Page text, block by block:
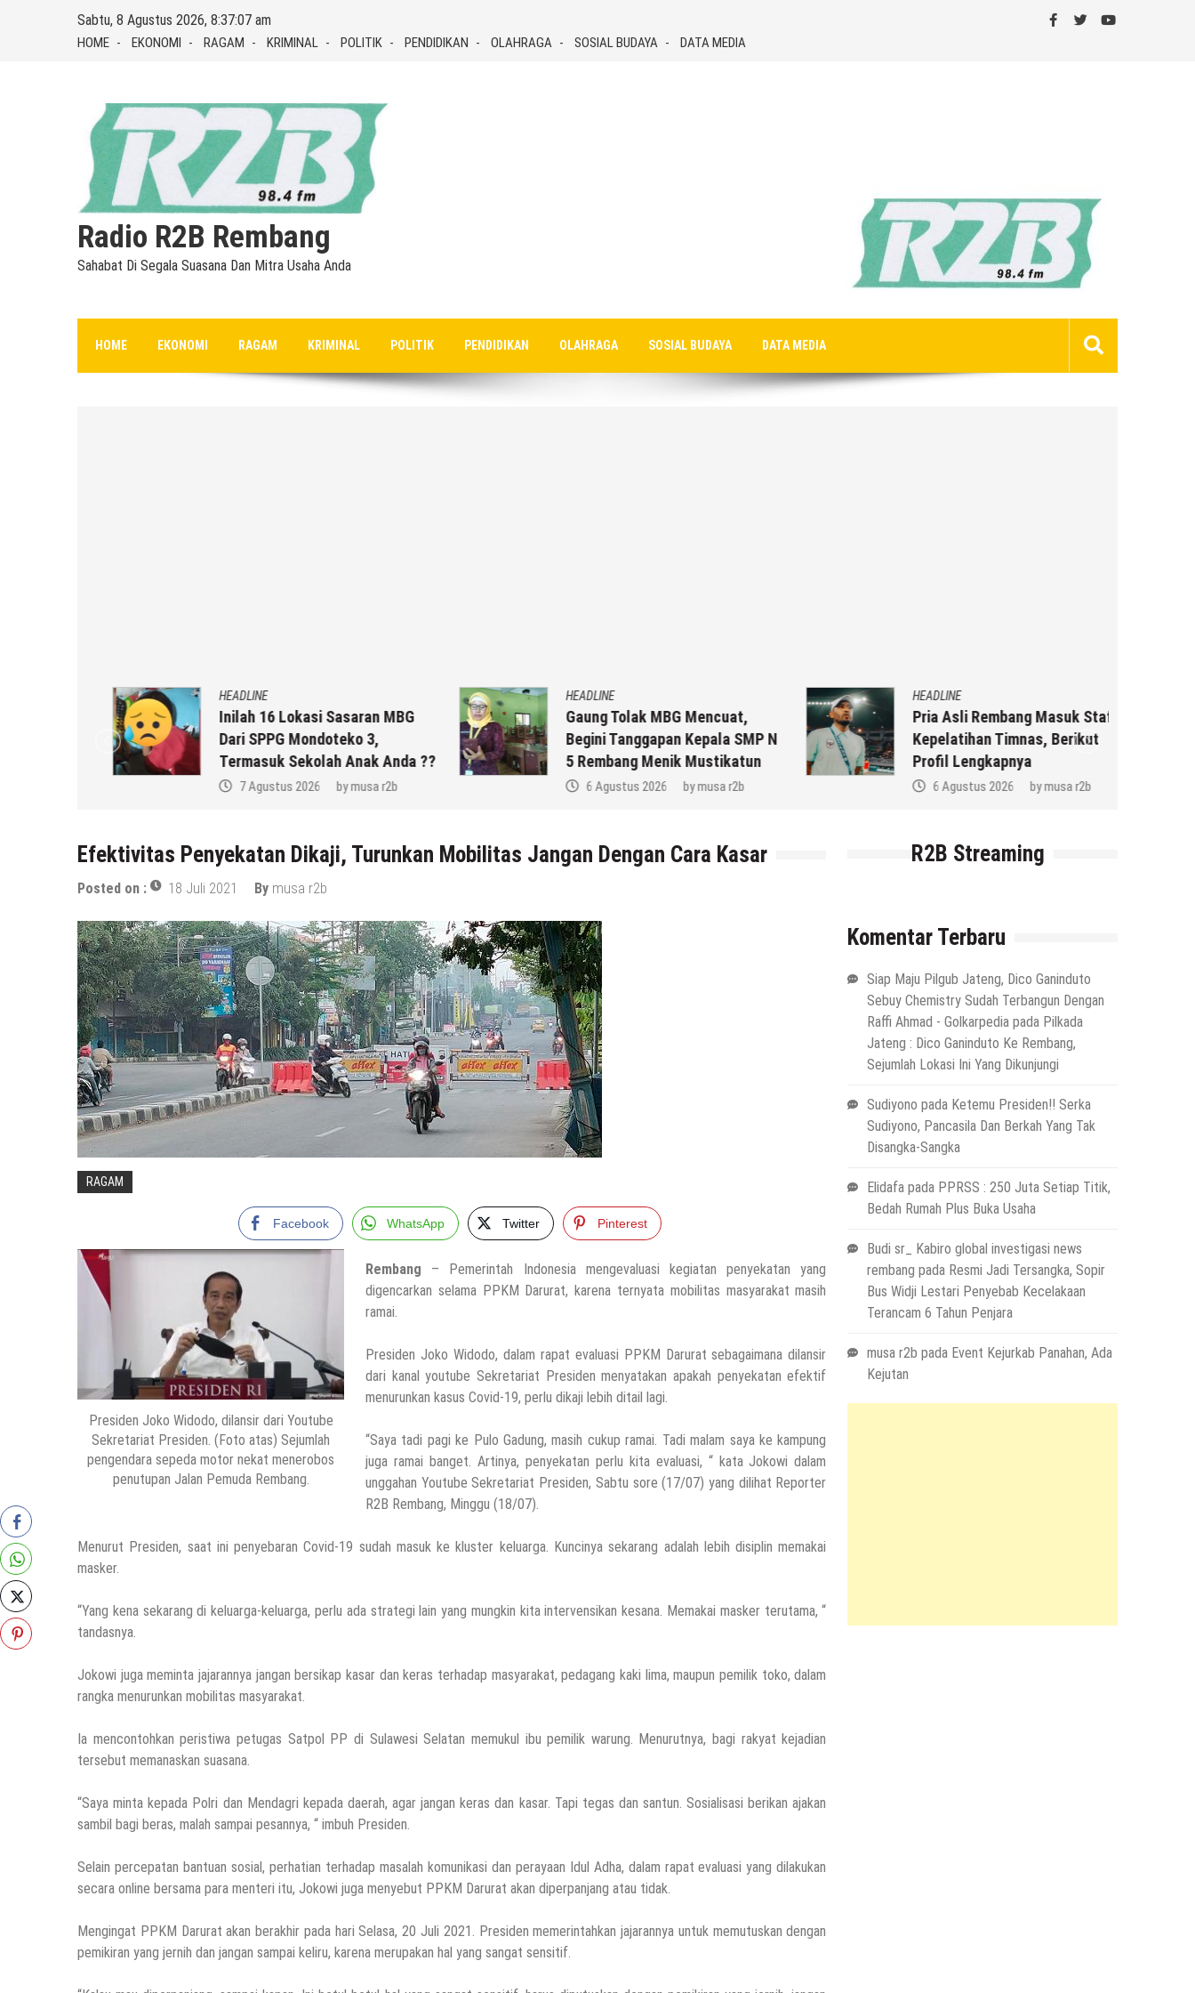
Sabtu, 8 Agustus 2026, 8:37:08 am
HOME EKONOMI RAGAM KRIMINAL POLITIK PENDIDIKAN OLAHRAGA SOSIAL BUDAYA DATA MEDIA
Radio R2B Rembang
Sahabat Di Segala Suasana Dan Mitra Usaha Anda
HOME EKONOMI RAGAM KRIMINAL POLITIK PENDIDIKAN OLAHRAGA SOSIAL BUDAYA DATA MEDIA
HEADLINE
Inilah 16 Lokasi Sasaran MBG
Dari SPPG Mondoteko 3,
Termasuk Sekolah Anak Anda ??
7 Agustus 2026 by musa r2b
HEADLINE
Gaung Tolak MBG Mencuat,
Begini Tanggapan Kepala SMP N
5 Rembang Menik Mustikatun
6 Agustus 2026 by musa r2b
HEADLINE
Pria Asli Rembang Masuk Staf
Kepelatihan Timnas, Berikut
Profil Lengkapnya
6 Agustus 2026 by musa r2b
Efektivitas Penyekatan Dikaji, Turunkan Mobilitas Jangan Dengan Cara Kasar
Posted on : 18 Juli 2021 By musa r2b
RAGAM
Facebook WhatsApp Twitter Pinterest
Presiden Joko Widodo, dilansir dari Youtube
Sekretariat Presiden. (Foto atas) Sejumlah
pengendara sepeda motor nekat menerobos
penutupan Jalan Pemuda Rembang.
Rembang – Pemerintah Indonesia mengevaluasi kegiatan penyekatan yang
digencarkan selama PPKM Darurat, karena ternyata mobilitas masyarakat masih
ramai.
Presiden Joko Widodo, dalam rapat evaluasi PPKM Darurat sebagaimana dilansir
dari kanal youtube Sekretariat Presiden menyatakan apakah penyekatan efektif
menurunkan kasus Covid-19, perlu dikaji lebih ditail lagi.
“Saya tadi pagi ke Pulo Gadung, masih cukup ramai. Tadi malam saya ke kampung
juga ramai banget. Artinya, penyekatan perlu kita evaluasi, “ kata Jokowi dalam
unggahan Youtube Sekretariat Presiden, Sabtu sore (17/07) yang dilihat Reporter
R2B Rembang, Minggu (18/07).
Menurut Presiden, saat ini penyebaran Covid-19 sudah masuk ke kluster keluarga. Kuncinya sekarang adalah lebih disiplin memakai
masker.
“Yang kena sekarang di keluarga-keluarga, perlu ada strategi lain yang mungkin kita intervensikan kesana. Memakai masker terutama, “
tandasnya.
Jokowi juga meminta jajarannya jangan bersikap kasar dan keras terhadap masyarakat, pedagang kaki lima, maupun pemilik toko, dalam
rangka menurunkan mobilitas masyarakat.
Ia mencontohkan peristiwa petugas Satpol PP di Sulawesi Selatan memukul ibu pemilik warung. Menurutnya, bagi rakyat kejadian
tersebut memanaskan suasana.
“Saya minta kepada Polri dan Mendagri kepada daerah, agar jangan keras dan kasar. Tapi tegas dan santun. Sosialisasi berikan ajakan
sambil bagi beras, malah sampai pesannya, “ imbuh Presiden.
Selain percepatan bantuan sosial, perhatian terhadap masalah komunikasi dan perayaan Idul Adha, dalam rapat evaluasi yang dilakukan
secara online bersama para menteri itu, Jokowi juga menyebut PPKM Darurat akan diperpanjang atau tidak.
Mengingat PPKM Darurat akan berakhir pada hari Selasa, 20 Juli 2021. Presiden memerintahkan jajarannya untuk memutuskan dengan
pemikiran yang jernih dan jangan sampai keliru, karena merupakan hal yang sangat sensitif.
R2B Streaming
Komentar Terbaru
Siap Maju Pilgub Jateng, Dico Ganinduto
Sebuy Chemistry Sudah Terbangun Dengan
Raffi Ahmad - Golkarpedia pada Pilkada
Jateng : Dico Ganinduto Ke Rembang,
Sejumlah Lokasi Ini Yang Dikunjungi
Sudiyono pada Ketemu Presiden!! Serka
Sudiyono, Pancasila Dan Berkah Yang Tak
Disangka-Sangka
Elidafa pada PPRSS : 250 Juta Setiap Titik,
Bedah Rumah Plus Buka Usaha
Budi sr_ Kabiro global investigasi news
rembang pada Resmi Jadi Tersangka, Sopir
Bus Widji Lestari Penyebab Kecelakaan
Terancam 6 Tahun Penjara
musa r2b pada Event Kejurkab Panahan, Ada
Kejutan